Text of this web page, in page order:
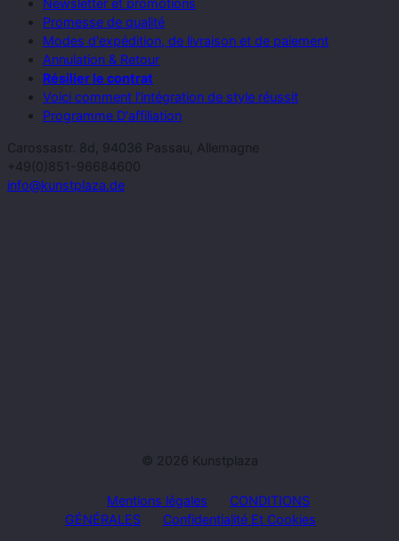
Newsletter et promotions
Promesse de qualité
Modes d'expédition, de livraison et de paiement
Annulation & Retour
Résilier le contrat
Voici comment l'intégration de style réussit
Programme D'affiliation
Carossastr. 8d, 94036 Passau, Allemagne
+49(0)851-96684600
info@kunstplaza.de
© 2026 Kunstplaza
Mentions légales
CONDITIONS
GÉNÉRALES
Confidentialité Et Cookies